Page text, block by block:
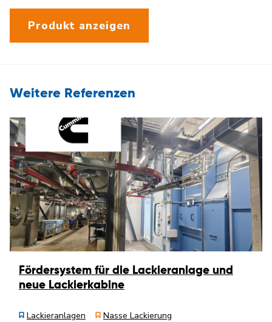
Produkt anzeigen
Weitere Referenzen
Fördersystem für die Lackieranlage und
neue Lackierkabine
Lackieranlagen
Nasse Lackierung